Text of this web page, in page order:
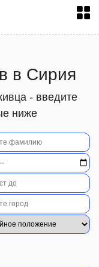
в Сирия
- введите
ниже